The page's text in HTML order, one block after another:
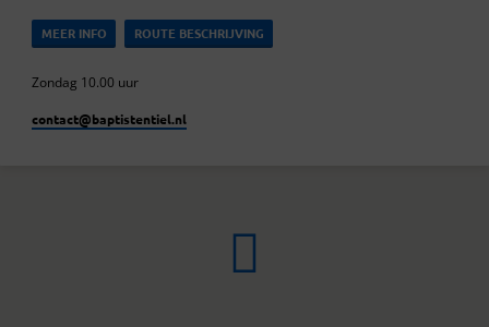
MEER INFO ROUTE BESCHRIJVING
Zondag 10.00 uur
contact​@baptistentiel.nl